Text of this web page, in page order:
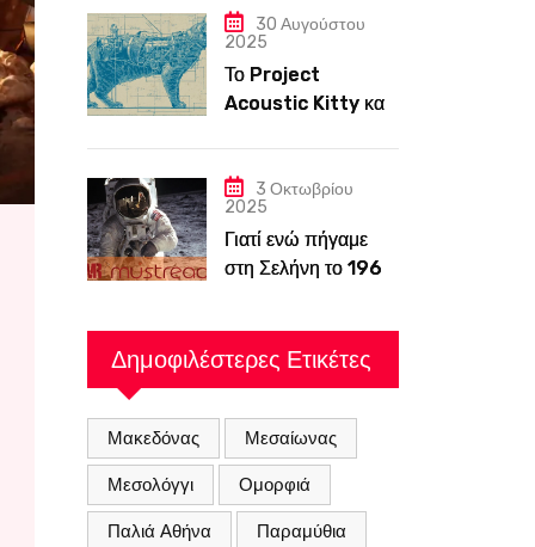
λίγοι τον ξέρουν
30 Αυγούστου
2025
Το Project
Acoustic Kitty και
έναν γάτο που θα
κατασκόπευε την
ΕΣΣΔ
3 Οκτωβρίου
2025
Γιατί ενώ πήγαμε
στη Σελήνη το 1969
προσπάθεια για να
ξαναπάμε;
Δημοφιλέστερες Ετικέτες
Μακεδόνας Μεσαίωνας
Μεσολόγγι Ομορφιά
Παλιά Αθήνα Παραμύθια